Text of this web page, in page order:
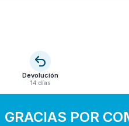
Devolución
14 días
GRACIAS POR